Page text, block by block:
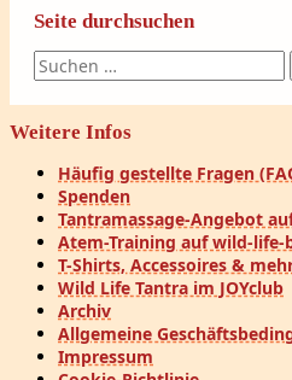
Seite durchsuchen
Suchen
nach:
Weitere Infos
Häufig gestellte Fragen
Spenden
Tantramassage-Angebot
Atem-Training auf wild-life-
T-Shirts, Accessoires &
Wild Life Tantra im JOYclub
Archiv
Allgemeine
Impressum